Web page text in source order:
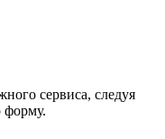
сервиса, следуя
форму.